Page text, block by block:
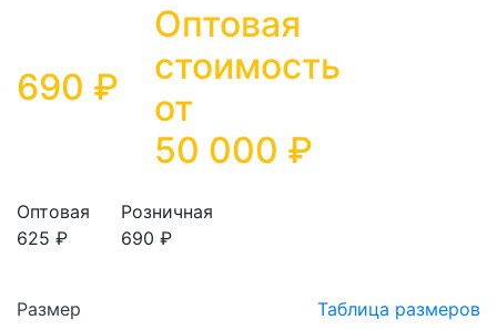
690 ₽
Оптовая
стоимость
от
50 000 ₽
Оптовая
625 ₽
Розничная
690 ₽
Размер Таблица размеров